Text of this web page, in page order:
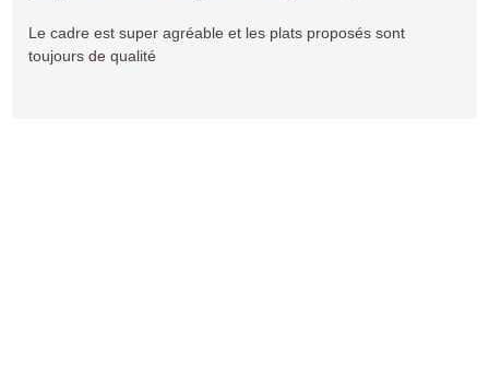
Le cadre est super agréable et les plats proposés sont
toujours de qualité